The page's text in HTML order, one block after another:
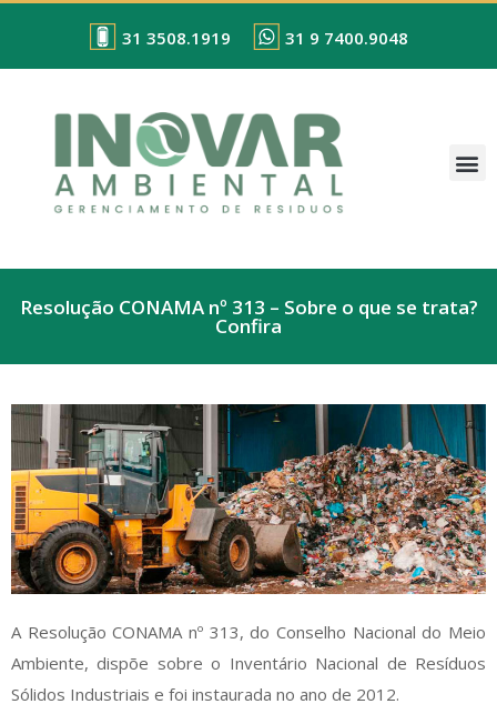
31 3508.1919 31 9 7400.9048
Resolução CONAMA nº 313 – Sobre o que se trata?
Confira
A Resolução CONAMA nº 313, do Conselho Nacional do Meio
Ambiente, dispõe sobre o Inventário Nacional de Resíduos
Sólidos Industriais e foi instaurada no ano de 2012.